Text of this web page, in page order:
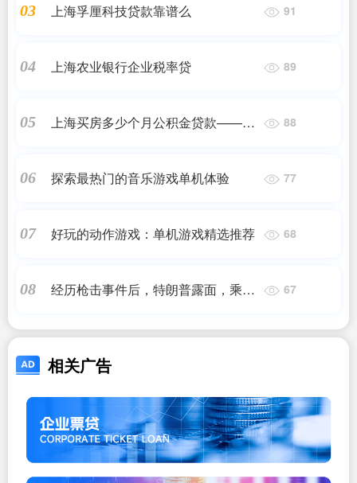
03 上海孚厘科技贷款靠谱么 91
04 上海农业银行企业税率贷 89
05
上海买房多少个月公积金贷款——
88
06 探索最热门的音乐游戏单机体验 77
07 好玩的动作游戏：单机游戏精选推荐 68
08
经历枪击事件后，特朗普露面，乘专
67
相关广告